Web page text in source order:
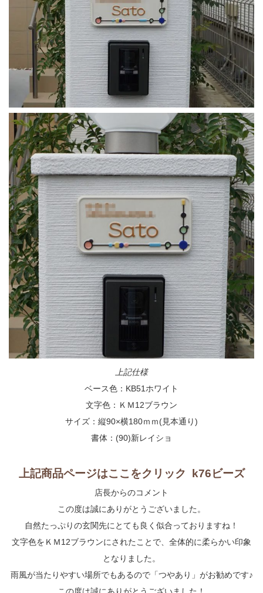
上記仕様
ベース色：KB51ホワイト
文字色：ＫＭ12ブラウン
サイズ：縦90×横180ｍｍ(見本通り)
書体：(90)新レイショ
上記商品ページはここをクリック k76ビーズ
店長からのコメント
この度は誠にありがとうございました。
自然たっぷりの玄関先にとても良く似合っておりますね！
文字色をＫＭ12ブラウンにされたことで、全体的に柔らかい印象
となりました。
雨風が当たりやすい場所でもあるので「つやあり」がお勧めです♪